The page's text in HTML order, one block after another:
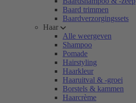
Baard trimmen
Baardverzorgingssets
Haar
Alle weergeven
Shampoo
Pomade
Hairstyling
Haarkleur
Haaruitval & -groei
Borstels & kammen
Haarcrème